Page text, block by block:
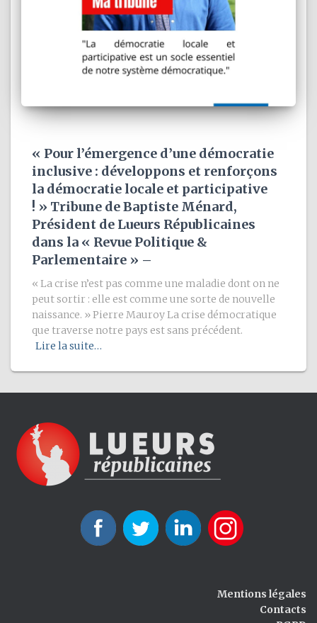
« Pour l’émergence d’une démocratie
inclusive : développons et renforçons
la démocratie locale et participative
! » Tribune de Baptiste Ménard,
Président de Lueurs Républicaines
dans la « Revue Politique &
Parlementaire » –
« La crise n’est pas comme une maladie dont on ne
peut sortir : elle est comme une sorte de nouvelle
naissance. » Pierre Mauroy La crise démocratique
que traverse notre pays est sans précédent.
Lire la suite…
Mentions légales
Contacts